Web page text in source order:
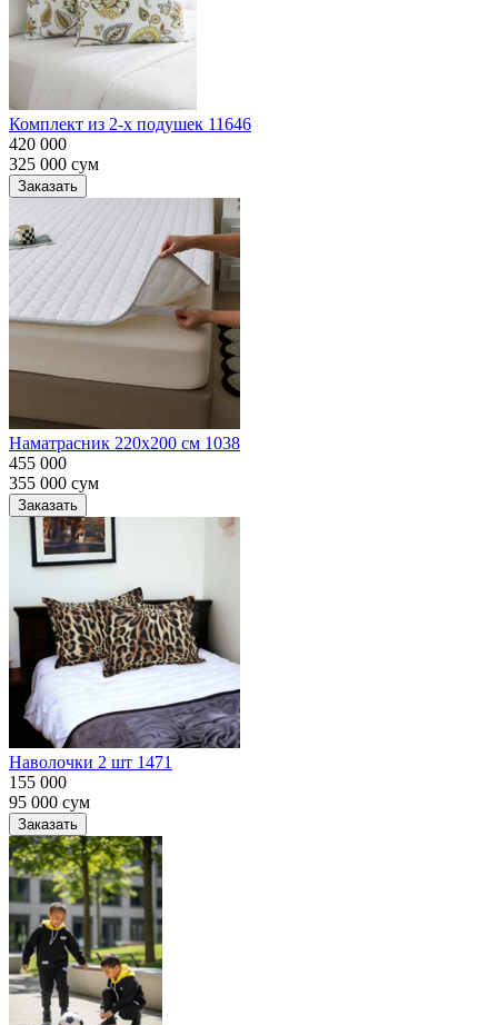
Комплект из 2-х подушек 11646
420 000
325 000 сум
Заказать
Наматрасник 220х200 см 1038
455 000
355 000 сум
Заказать
Наволочки 2 шт 1471
155 000
95 000 сум
Заказать